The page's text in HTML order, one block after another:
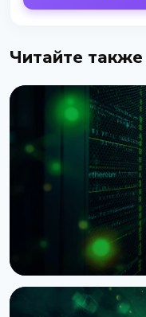
Читайте также
НОВОСТЬ